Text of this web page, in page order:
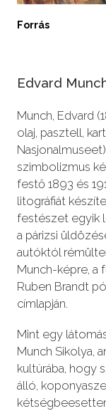
Forrás
Edvard
Munch, Edvard
olaj, pasztell,
szimbolizmus
festő 1893 és
litográfiát
festészet egyik
a párizsi
autóktól
Munch-képre, a
Ruben Brandt
címlapján.
Mint egy
Munch Sikolya,
kultúrába, hogy
álló,